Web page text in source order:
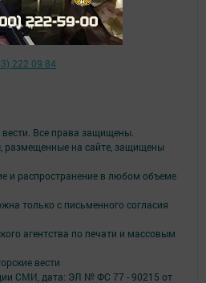
Все права защищены.
на сайте, защищены
и распространение в любом объеме
только с письменного согласия
агентства по печати и массовым
вести
СМИ, дата: ЭЛ № ФС 77 - 90215 от
222 09 84